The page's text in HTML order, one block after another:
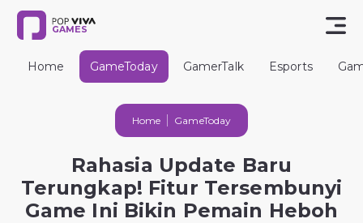
GAMES
Home GameToday GamerTalk Esports
Home GameToday
Rahasia Update Baru
Terungkap! Fitur Tersembunyi
Game Ini Bikin Pemain Heboh